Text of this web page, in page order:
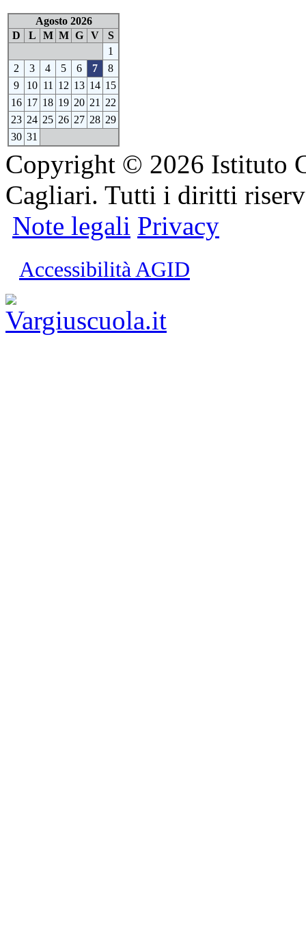
Agosto 2026
D
L M M G V
S
1
2
3 4 5 6 7
8
9
10 11 12 13 14 15
16 17 18 19 20 21
22
23 24 25 26 27 28 29
30 31
Copyright © 2026 Istituto
Cagliari. Tutti i diritti
Note legali Privacy
Accessibilità AGID